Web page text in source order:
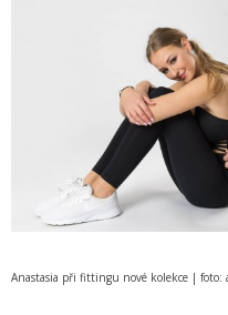
Anastasia při fittingu nové kolekce | foto: